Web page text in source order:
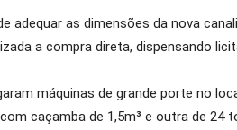
adequar as dimensões da nova
a compra direta, dispensando
máquinas de grande porte no
caçamba de 1,5m³ e outra de 24